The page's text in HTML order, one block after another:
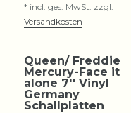
* incl. ges. MwSt. zzgl.
Versandkosten
Queen/ Freddie
Mercury-Face it
alone 7'' Vinyl
Germany
Schallplatten